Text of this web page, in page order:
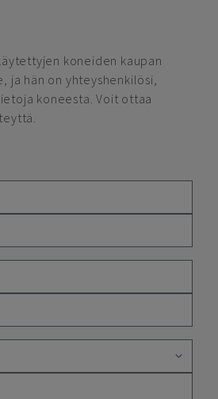
koneiden kaupan
ja hän on yhteyshenkilösi,
koneesta. Voit ottaa